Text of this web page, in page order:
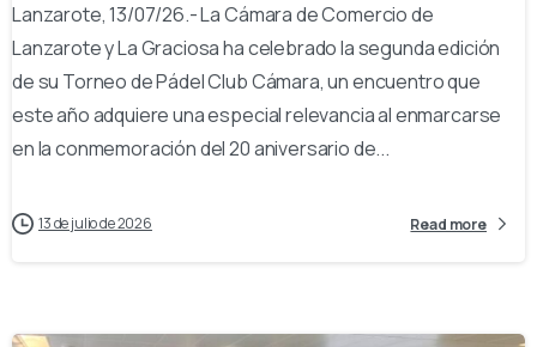
Lanzarote, 13/07/26.- La Cámara de Comercio de
Lanzarote y La Graciosa ha celebrado la segunda edición
de su Torneo de Pádel Club Cámara, un encuentro que
este año adquiere una especial relevancia al enmarcarse
en la conmemoración del 20 aniversario de...
13 de julio de 2026 Read more